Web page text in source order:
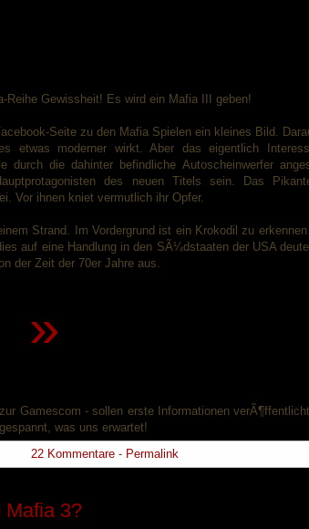
Reihe Gewissheit! Es wird ein Mafia III geben!
Seite zu den Mafia Spielen ein kleines Bild.
etwas moderner wirkt. Aber das eigentlich
durch die dahinter befindliche Autoscheinwerfer
des neuen Titels sein. Das
Vor ihnen kniet vermutlich ihr Opfer.
Strand. Im Vordergrund ist ein Krokodil zu
auf eine Handlung in den SÃ¼dstaaten der USA
der Zeit der 70er Jahre aus.
»
Gamescom - sollen erste Informationen
was uns erwartet!
22 Kommentare - Permalink
Mafia 3?